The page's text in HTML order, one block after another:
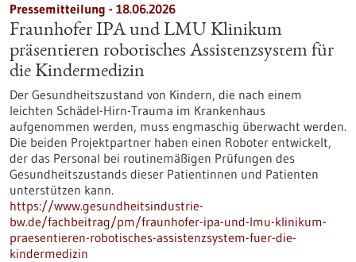
Pressemitteilung - 18.06.2026
Fraunhofer IPA und LMU Klinikum
präsentieren robotisches Assistenzsystem für
die Kindermedizin
Der Gesundheitszustand von Kindern, die nach einem
leichten Schädel-Hirn-Trauma im Krankenhaus
aufgenommen werden, muss engmaschig überwacht werden.
Die beiden Projektpartner haben einen Roboter entwickelt,
der das Personal bei routinemäßigen Prüfungen des
Gesundheitszustands dieser Patientinnen und Patienten
unterstützen kann.
https://www.gesundheitsindustrie-
bw.de/fachbeitrag/pm/fraunhofer-ipa-und-lmu-klinikum-
praesentieren-robotisches-assistenzsystem-fuer-die-
kindermedizin